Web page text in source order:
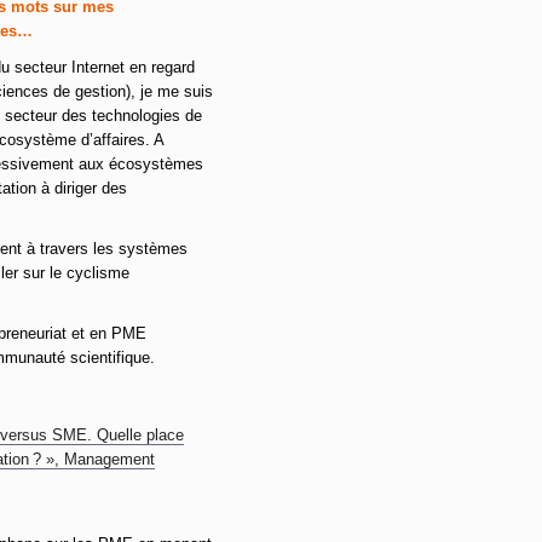
mots sur mes
secteur Internet en regard
de gestion), je me suis
des technologies de
d’affaires. A
aux écosystèmes
à diriger des
à travers les systèmes
sur le cyclisme
et en PME
scientifique.
SME. Quelle place
? », Management